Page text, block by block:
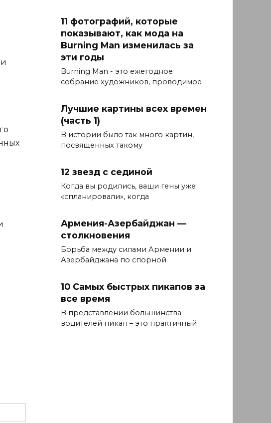
11 фотографий, которые
показывают, как мода на
Burning Man изменилась за
эти годы
Burning Man - это ежегодное
собрание художников, проводимое
Лучшие картины всех времен
(часть 1)
В истории было так много картин,
посвященных такому
12 звезд с сединой
Когда вы родились, ваши гены уже
«спланировали», когда
Армения-Азербайджан —
столкновения
Борьба между силами Армении и
Азербайджана по спорной
10 Самых быстрых пикапов за
все время
В представлении большинства
водителей пикап – это практичный